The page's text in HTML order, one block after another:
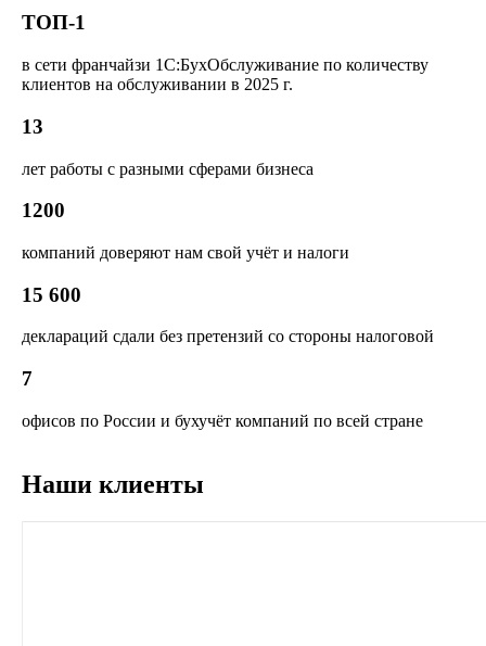
ТОП-1
в сети франчайзи 1С:БухОбслуживание по количеству
клиентов на обслуживании в 2025 г.
13
лет работы с разными сферами бизнеса
1200
компаний доверяют нам свой учёт и налоги
15 600
деклараций сдали без претензий со стороны налоговой
7
офисов по России и бухучёт компаний по всей стране
Наши клиенты